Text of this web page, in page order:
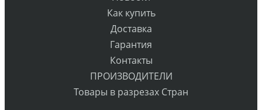
Как купить
Доставка
Гарантия
Контакты
ПРОИЗВОДИТЕЛИ
Товары в разрезах Стран